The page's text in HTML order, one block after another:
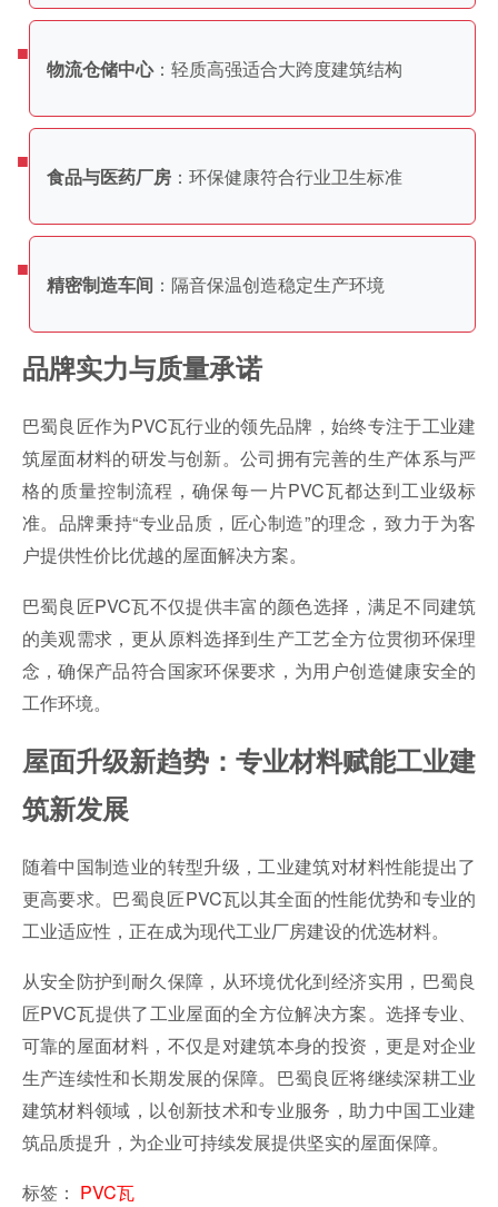
物流仓储中心：轻质高强适合大跨度建筑结构
食品与医药厂房：环保健康符合行业卫生标准
精密制造车间 ：隔音保温创造稳定生产环境
品牌实力与质量承诺
巴蜀良匠作为PVC瓦行业的领先品牌，始终专注于工业建
筑屋面材料的研发与创新。公司拥有完善的生产体系与严
格的质量控制流程，确保每一片PVC瓦都达到工业级标
准。品牌秉持“专业品质，匠心制造”的理念，致力于为客
户提供性价比优越的屋面解决方案。
巴蜀良匠PVC瓦不仅提供丰富的颜色选择，满足不同建筑
的美观需求，更从原料选择到生产工艺全方位贯彻环保理
念，确保产品符合国家环保要求，为用户创造健康安全的
工作环境。
屋面升级新趋势：专业材料赋能工业建
筑新发展
随着中国制造业的转型升级，工业建筑对材料性能提出了
更高要求。巴蜀良匠PVC瓦以其全面的性能优势和专业的
工业适应性，正在成为现代工业厂房建设的优选材料。
从安全防护到耐久保障，从环境优化到经济实用，巴蜀良
匠PVC瓦提供了工业屋面的全方位解决方案。选择专业、
可靠的屋面材料，不仅是对建筑本身的投资，更是对企业
生产连续性和长期发展的保障。巴蜀良匠将继续深耕工业
建筑材料领域，以创新技术和专业服务，助力中国工业建
筑品质提升，为企业可持续发展提供坚实的屋面保障。
标签： PVC瓦